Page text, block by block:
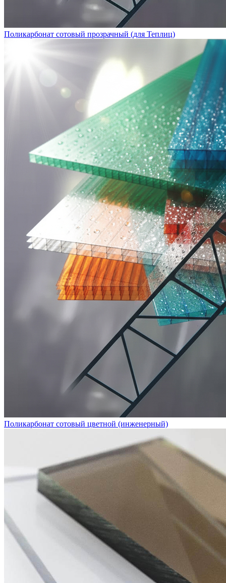
Поликарбонат сотовый прозрачный (для Теплиц)
Поликарбонат сотовый цветной (инженерный)